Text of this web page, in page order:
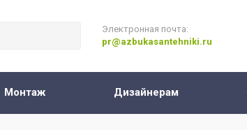
Электронная почта:
pr@azbukasantehniki.ru
Монтаж Дизайнерам